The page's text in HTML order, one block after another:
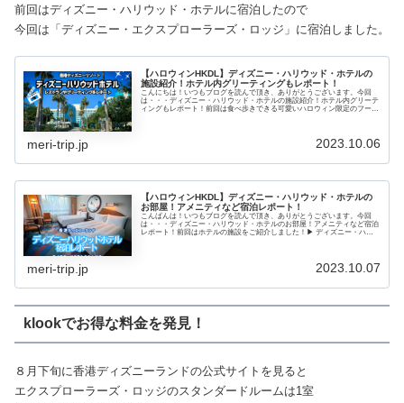
前回はディズニー・ハリウッド・ホテルに宿泊したので
今回は「ディズニー・エクスプローラーズ・ロッジ」に宿泊しました。
【ハロウィンHKDL】ディズニー・ハリウッド・ホテルの
施設紹介！ホテル内グリーティングもレポート！
こんにちは！いつもブログを読んで頂き、ありがとうございます。今回
は・・・ディズニー・ハリウッド・ホテルの施設紹介！ホテル内グリーテ
ィングもレポート！前回は食べ歩きできる可愛いハロウィン限定のフード
meri-trip.jp 2023.10.06
【ハロウィンHKDL】ディズニー・ハリウッド・ホテルの
お部屋！アメニティなど宿泊レポート！
こんばんは！いつもブログを読んで頂き、ありがとうございます。今回
は・・・ディズニー・ハリウッド・ホテルのお部屋！アメニティなど宿泊
レポート！前回はホテルの施設をご紹介しました！▶ ディズニー・ハリ
meri-trip.jp 2023.10.07
klookでお得な料金を発見！
８月下旬に香港ディズニーランドの公式サイトを見ると
エクスプローラーズ・ロッジのスタンダードルームは1室